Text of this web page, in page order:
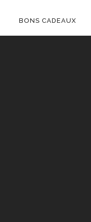
BONS CADEAUX